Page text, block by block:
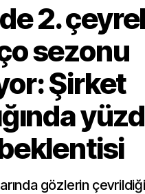
2.
sezonu
Şirket
gözlerin